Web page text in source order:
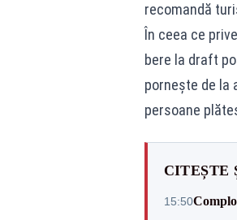
recomandă
În ceea ce
bere la draft
pornește de la
persoane
CITEȘTE
15:50